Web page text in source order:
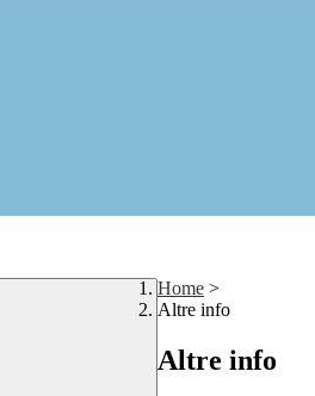
Home >
Altre info
Altre info